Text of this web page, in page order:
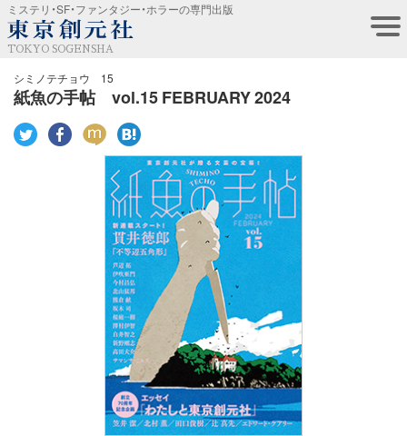
ミステリ・SF・ファンタジー・ホラーの専門出版
TOKYO SOGENSHA
シミノテチョウ 15
紙魚の手帖 vol.15 FEBRUARY 2024